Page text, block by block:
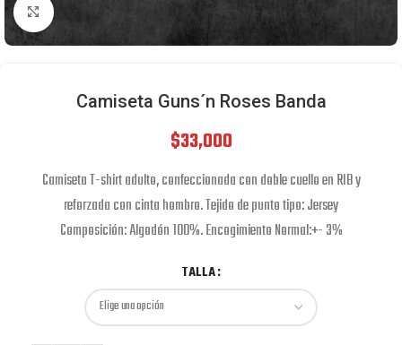
Click to enlarge
Camiseta Guns´n Roses Banda
$33,000
Camiseta T-shirt adulto, confeccionada con doble cuello en RIB y
reforzada con cinta hombro. Tejido de punto tipo: Jersey
Composición: Algodón 100%. Encogimiento Normal:+- 3%
TALLA